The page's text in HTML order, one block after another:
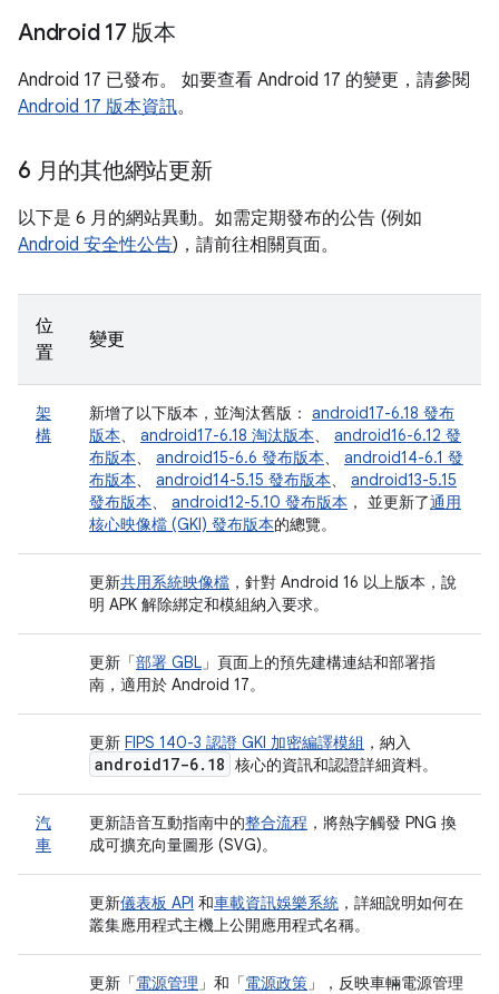
Android 17 版本
Android 17 已發布。 如要查看 Android 17 的變更，請參閱
Android 17 版本資訊。
6 月的其他網站更新
以下是 6 月的網站異動。如需定期發布的公告 (例如
Android 安全性公告)，請前往相關頁面。
位
置
變更
架
構
新增了以下版本，並淘汰舊版： android17-6.18 發布
版本、 android17-6.18 淘汰版本、 android16-6.12 發
布版本、 android15-6.6 發布版本、 android14-6.1 發
布版本、 android14-5.15 發布版本、 android13-5.15
發布版本、 android12-5.10 發布版本 ， 並更新了通用
核心映像檔 (GKI) 發布版本的總覽。
更新共用系統映像檔 ，針對 Android 16 以上版本，說
明 APK 解除綁定和模組納入要求。
更新「部署 GBL 」頁面上的預先建構連結和部署指
南，適用於 Android 17。
更新 FIPS 140-3 認證 GKI 加密編譯模組 ，納入
android17-6. 18 核心的資訊和認證詳細資料。
汽
車
更新語音互動指南中的整合流程 ，將熱字觸發 PNG 換
成可擴充向量圖形 (SVG)。
更新儀表板 API 和車載資訊娛樂系統 ，詳細說明如何在
叢集應用程式主機上公開應用程式名稱。
更新「電源管理 」和「電源政策 」，反映車輛電源管理